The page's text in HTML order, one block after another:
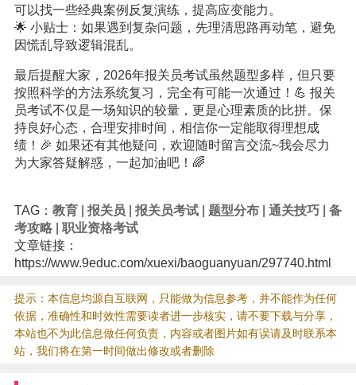
可以找一些经典案例反复演练，提高应变能力。
🌟 小贴士：如果遇到复杂问题，先理清思路再动笔，避免
因慌乱导致逻辑混乱。
最后提醒大家，2026年报关员考试虽然题型多样，但只要
按照科学的方法系统复习，完全有可能一次通过！💪 报关
员考试不仅是一场知识的较量，更是心理素质的比拼。保
持良好心态，合理安排时间，相信你一定能取得理想成
绩！🎉 如果还有其他疑问，欢迎随时留言交流~我会尽力
为大家答疑解惑，一起加油吧！🌈
TAG： 教育| 报关员 报关员考试| 题型分布| 通关技巧| 备
考攻略| 职业资格考试
文章链接：
https://www.9educ.com/xuexi/baoguanyuan/297740.html
提示：本信息均源自互联网，只能做为信息参考，并不能作为任何
依据，准确性和时效性需要读者进一步核实，请不要下载与分享，
本站也不为此信息做任何负责，内容或者图片如有误请及时联系本
站，我们将在第一时间做出修改或者删除